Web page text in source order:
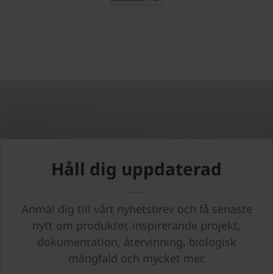
Håll dig uppdaterad
Anmäl dig till vårt nyhetsbrev och få senaste
nytt om produkter, inspirerande projekt,
dokumentation, återvinning, biologisk
mångfald och mycket mer.